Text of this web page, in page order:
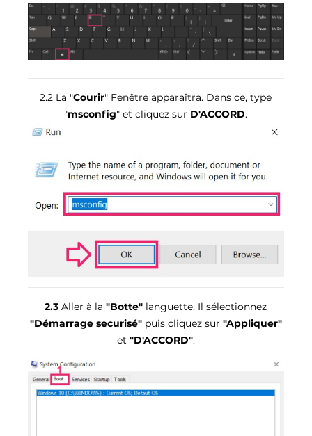
2.2 La "Courir" Fenêtre apparaîtra. Dans ce, type
"msconfig" et cliquez sur D'ACCORD.
2.3 Aller à la"Botte" languette. Il sélectionnez
"Démarrage securisé"puis cliquez sur "Appliquer"
et "D'ACCORD".